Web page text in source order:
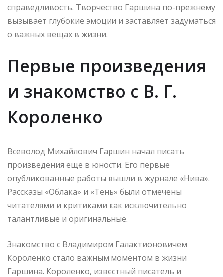
справедливость. Творчество Гаршина по-прежнему
вызывает глубокие эмоции и заставляет задуматься
о важных вещах в жизни.
Первые произведения
и знакомство с В. Г.
Короленко
Всеволод Михайлович Гаршин начал писать
произведения еще в юности. Его первые
опубликованные работы вышли в журнале «Нива».
Рассказы «Облака» и «Тень» были отмечены
читателями и критиками как исключительно
талантливые и оригинальные.
Знакомство с Владимиром Галактионовичем
Короленко стало важным моментом в жизни
Гаршина. Короленко, известный писатель и